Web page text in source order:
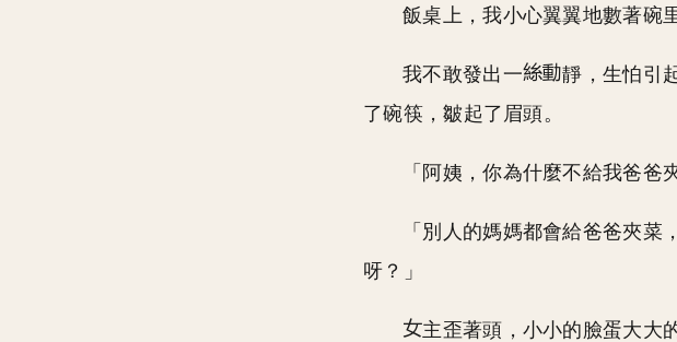
飯桌上，我小心翼翼地數著碗
我不敢發出一 靜，生怕引
了碗筷，皺起了眉頭。
「阿姨，你為什麼不給我爸爸
「別人的媽媽都會給爸爸夾
呀？」
主歪著頭，小小的臉蛋大大